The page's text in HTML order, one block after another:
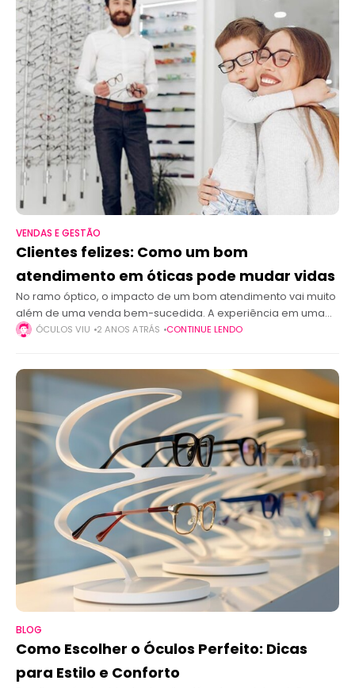
VENDAS E GESTÃO
Clientes felizes: Como um bom
atendimento em óticas pode mudar vidas
No ramo óptico, o impacto de um bom atendimento vai muito
além de uma venda bem-sucedida. A experiência em uma
ótica pode transformar a vida de um cliente, oferecendo mais
ÓCULOS VIU 2 ANOS ATRÁS CONTINUE LENDO
BLOG
Como Escolher o Óculos Perfeito: Dicas
para Estilo e Conforto